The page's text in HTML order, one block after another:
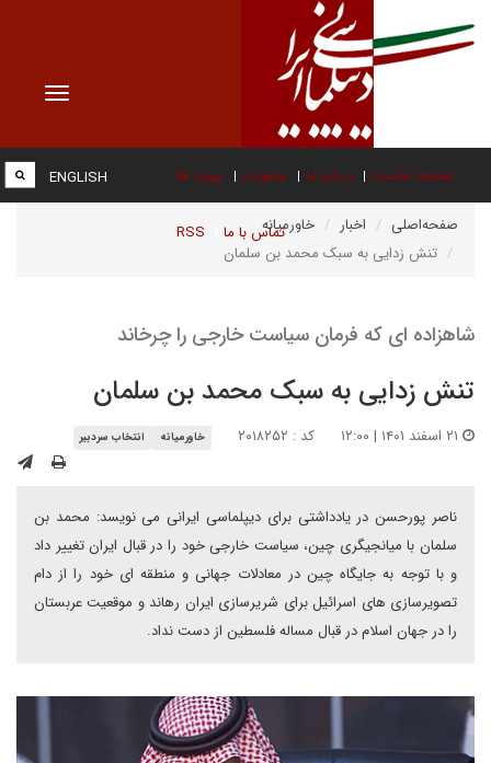
Toggle
صفحه نخست درباره ما عضویت پیوند ها
تماس با ما RSS
ENGLISH
صفحه‌اصلی اخبار
خاورمیانه
تنش زدایی به سبک محمد بن سلمان
شاهزاده ای که فرمان سیاست خارجی را چرخاند
تنش زدایی به سبک محمد بن سلمان
کد : ۲۰۱۸۲۵۲ خاورمیانه انتخاب سردبیر
ناصر پورحسن در یادداشتی برای دیپلماسی ایرانی می نویسد: محمد بن
سلمان با میانجیگری چین، سیاست خارجی خود را در قبال ایران تغییر داد
و با توجه به جایگاه چین در معادلات جهانی و منطقه ای خود را از دام
تصویرسازی های اسرائیل برای شریرسازی ایران رهاند و موقعیت عربستان
را در جهان اسلام در قبال مساله فلسطین از دست نداد.